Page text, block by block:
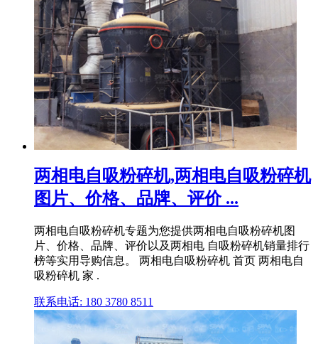
两相电自吸粉碎机,两相电自吸粉碎机
图片、价格、品牌、评价 ...
两相电自吸粉碎机专题为您提供两相电自吸粉碎机图
片、价格、品牌、评价以及两相电 自吸粉碎机销量排行
榜等实用导购信息。 两相电自吸粉碎机 首页 两相电自
吸粉碎机 家 .
联系电话: 180 3780 8511